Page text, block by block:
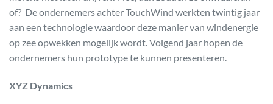
of? De ondernemers achter TouchWind werkten twintig jaar
aan een technologie waardoor deze manier van windenergie
op zee opwekken mogelijk wordt. Volgend jaar hopen de
ondernemers hun prototype te kunnen presenteren.
XYZ Dynamics